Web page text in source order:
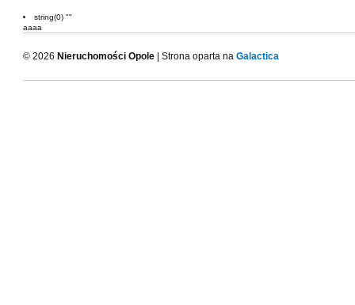
string(0) ""
aaaa
© 2026 Nieruchomości Opole | Strona oparta na Galactica